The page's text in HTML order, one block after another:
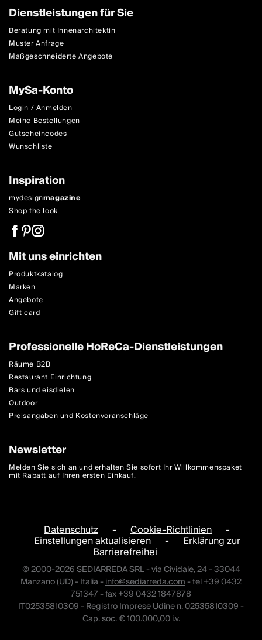
Dienstleistungen für Sie
Beratung mit Innenarchitektin
Muster Anfrage
Maßgeschneiderte Angebote
MySa-Konto
Login / Anmelden
Meine Bestellungen
Gutscheincodes
Wunschliste
Inspiration
mydesignmagazine
Shop the look
Mit uns einrichten
Produktkatalog
Marken
Angebote
Gift card
Professionelle HoReCa-Dienstleistungen
Räume B2B
Restaurant Einrichtung
Bars und eisdielen
Outdoor
Preisangaben und Kostenvoranschläge
Newsletter
Melden Sie sich an und erhalten Sie sofort Ihr Willkommenspaket
mit Rabatt auf Ihren ersten Einkauf.
Datenschutz - Cookie-Richtlinien -
Einstellungen aktualisieren - Erklärung zur
Barrierefreihei
© 2000-2026 SEDIARREDA SRL - via Cividale, 24 - 33044
Manzano (UD) - Italia -info@sediarreda.com- tel +39 0432
751347 - fax +39 0432 1847878
IT02535810309 - Registro Imprese Udine n. 02535810309 -
Cap. soc. € 100.000,00 i.v.